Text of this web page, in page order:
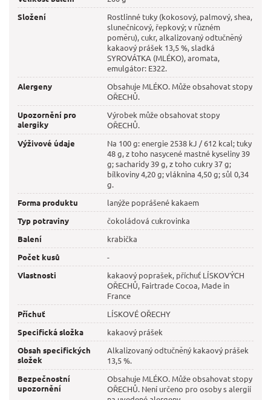
Složení
Rostlinné tuky (kokosový, palmový, shea,
slunečnicový, řepkový; v různém
poměru), cukr, alkalizovaný odtučněný
kakaový prášek 13,5 %, sladká
SYROVÁTKA (MLÉKO), aromata,
emulgátor: E322.
Alergeny
Obsahuje MLÉKO. Může obsahovat stopy
OŘECHŮ.
Upozornění pro
alergiky
Výrobek může obsahovat stopy
OŘECHŮ.
Výživové údaje
Na 100 g: energie 2538 kJ / 612 kcal; tuky
48 g, z toho nasycené mastné kyseliny 39
g; sacharidy 39 g, z toho cukry 37 g;
bílkoviny 4,20 g; vláknina 4,50 g; sůl 0,34
g.
Forma produktu
lanýže poprášené kakaem
Typ potraviny
čokoládová cukrovinka
Balení
krabička
Počet kusů
-
Vlastnosti
kakaový poprašek, příchuť LÍSKOVÝCH
OŘECHŮ, Fairtrade Cocoa, Made in
France
Příchuť
LÍSKOVÉ OŘECHY
Specifická složka
kakaový prášek
Obsah specifických
složek
Alkalizovaný odtučněný kakaový prášek
13,5 %.
Bezpečnostní
upozornění
Obsahuje MLÉKO. Může obsahovat stopy
OŘECHŮ. Není určeno pro osoby s alergií